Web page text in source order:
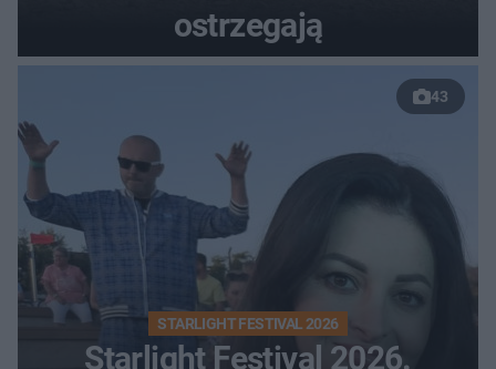
ostrzegają
43
STARLIGHT FESTIVAL 2026
Starlight Festival 2026.